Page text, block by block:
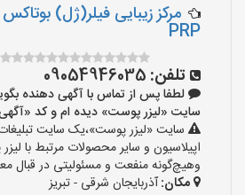
مرکز زیبایی فیلر(ژل)
PRP
تلفن: 09054946035
لطفا پس از تماس با آگهی دهنده
سایت «لیزر پوست» دیده ام و کد «آگهی-13» را اعلام
سایت «لیزر پوست»،یک سایت
اپیلاسیون و سایر محصولات مرتبط با
وهیچ‌گونه منفعت و مسئولیتی در قبال
مکان:آذربایجان شرقی - تبریز